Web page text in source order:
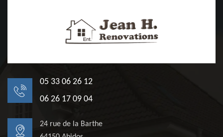
05 33 06 26 12
06 26 17 09 04
24 rue de la Barthe